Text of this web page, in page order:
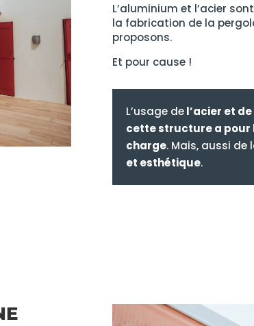
L’aluminium et l’acier
la fabrication de la
proposons.
Et pour cause !
L’usage del’acier et
cette structure a pour
charge. Mais, aussi de
et esthétique.